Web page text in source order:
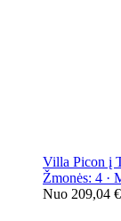
Villa Picon į
Žmonės: 4 ·
Nuo 209,04 €